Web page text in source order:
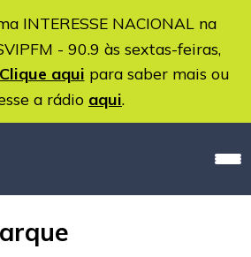
INTERESSE NACIONAL na
- 90.9 às sextas-feiras,
Clique aqui para saber mais ou
a rádio aqui.